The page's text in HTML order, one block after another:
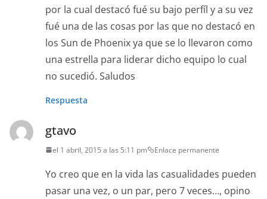
por la cual destacó fué su bajo perfíl y a su vez
fué una de las cosas por las que no destacó en
los Sun de Phoenix ya que se lo llevaron como
una estrella para liderar dicho equipo lo cual
no sucedió. Saludos
Respuesta
gtavo
el 1 abril, 2015 a las 5:11 pm Enlace permanente
Yo creo que en la vida las casualidades pueden
pasar una vez, o un par, pero 7 veces…, opino